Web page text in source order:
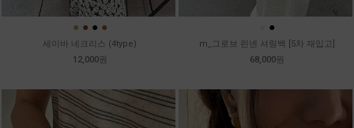
● ● ● ●
세이바 네크리스 (4type)
12,000원
●
m_그로브 린넨 셔링백 [5차 재입고]
68,000원